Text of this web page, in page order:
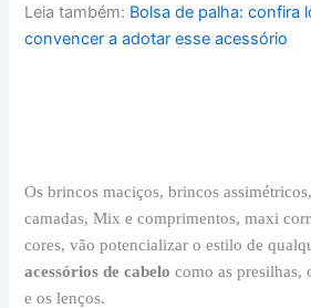
Leia também: Bolsa de palha: confira
convencer a adotar esse acessório
Os brincos maciços, brincos
camadas, Mix e comprimentos, maxi
cores, vão potencializar o estilo de
acessórios de cabelo como as presilhas,
e os lenços.